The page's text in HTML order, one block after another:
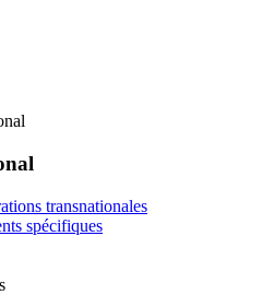
transnationales
spécifiques